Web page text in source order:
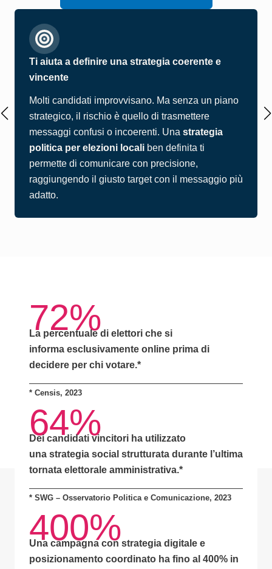
Ti aiuta a definire una strategia coerente e
vincente
Molti candidati improvvisano. Ma senza un piano
strategico, il rischio è quello di trasmettere
messaggi confusi o incoerenti. Una strategia
politica per elezioni locali ben definita ti
permette di comunicare con precisione,
raggiungendo il giusto target con il messaggio più
adatto.
72%
La percentuale di elettori che si
informa esclusivamente online prima di
decidere per chi votare.*
* Censis, 2023
64%
Dei candidati vincitori ha utilizzato
una strategia social strutturata durante l’ultima
tornata elettorale amministrativa.*
* SWG – Osservatorio Politica e Comunicazione, 2023
400%
Una campagna con strategia digitale e
posizionamento coordinato ha fino al 400% in